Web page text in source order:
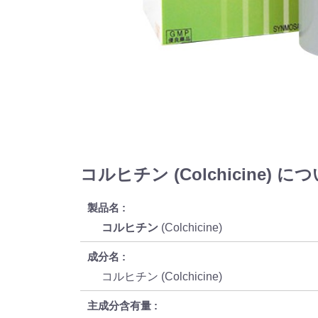
コルヒチン (Colchicine) につ
製品名
コルヒチン (Colchicine)
成分名
コルヒチン (Colchicine)
主成分含有量